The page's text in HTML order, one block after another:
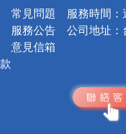
常見問題
服務公告
意見信箱
服務時間：
公司地址：